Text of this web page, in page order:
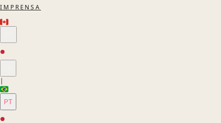
IMPRENSA
●
|
PT
●